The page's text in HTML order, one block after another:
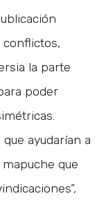
conflictos,
la parte
poder
ayudarían a
que